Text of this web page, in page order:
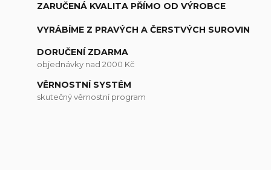
ZARUČENÁ KVALITA PŘÍMO OD VÝROBCE
VYRÁBÍME Z PRAVÝCH A ČERSTVÝCH SUROVIN
DORUČENÍ ZDARMA
objednávky nad 2000 Kč
VĚRNOSTNÍ SYSTÉM
skutečný věrnostní program